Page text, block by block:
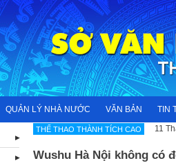
QUẢN LÝ NHÀ NƯỚC VĂN BẢN TIN
THẾ THAO THÀNH TÍCH CAO 11
Wushu Hà Nội không có